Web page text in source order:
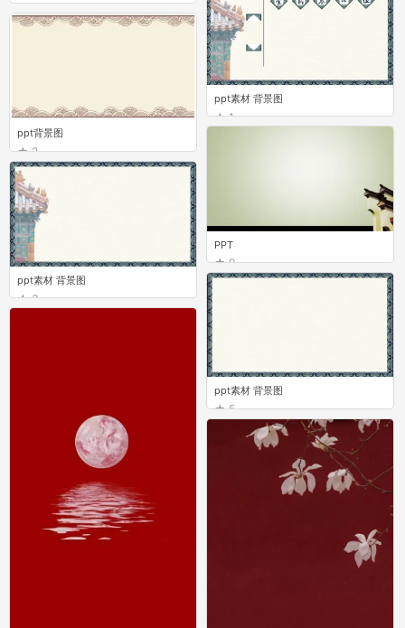
5
PPT
0
ppt素材 背景图
3
ppt素材 背景图
5
ppt素材 背景图
1
ppt背景图
2